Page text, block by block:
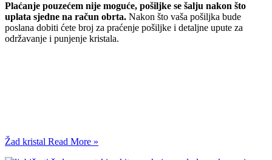
Plaćanje pouzećem nije moguće, pošiljke se šalju nakon što
uplata sjedne na račun obrta. Nakon što vaša pošiljka bude
poslana dobiti ćete broj za praćenje pošiljke i detaljne upute za
održavanje i punjenje kristala.
Žad kristal Read More »